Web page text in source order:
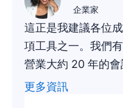
這正是我建議各位
項工具之一。我們
營業大約 20 年的
Pipedrive 上尋找有
更多資訊
企業家